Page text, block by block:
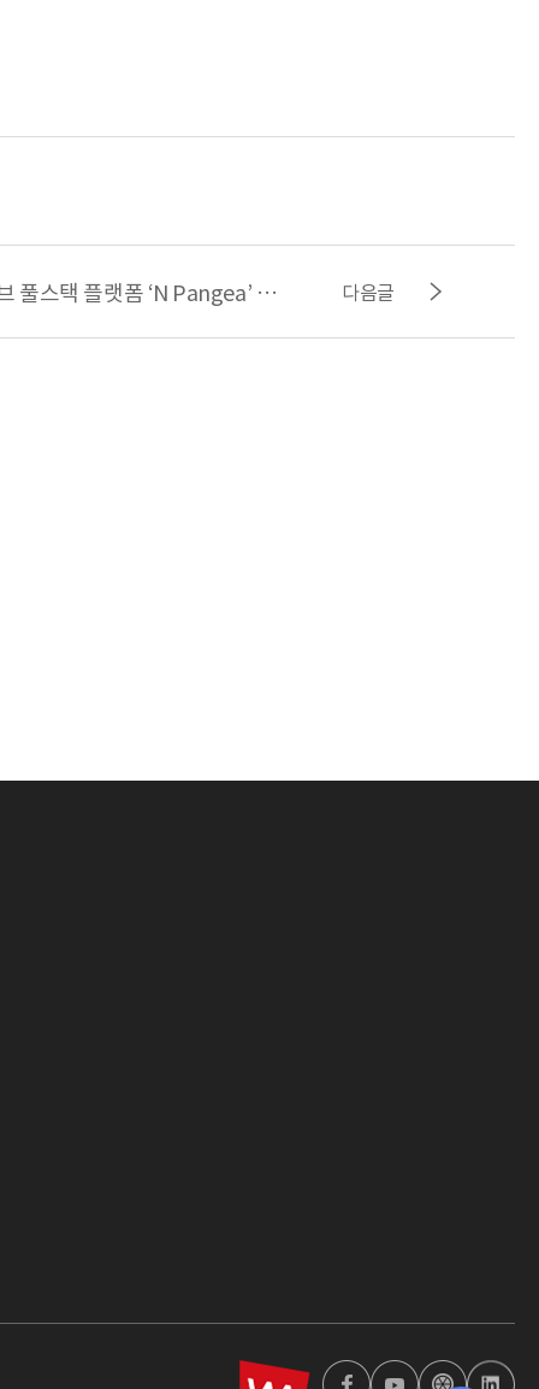
다음글
투비소프트, AI 네이티브 풀스택 플랫폼 ‘N Pangea’ 출시… 차세대 제품 베일 벗는다
wa2023
페
유
투
링